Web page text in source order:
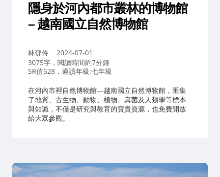
隱身於河內都市叢林的博物館
– 越南國立自然博物館
作
者：
林郁伶
2024-07-01
3075字，閱讀時間約7分鐘
SR值528，適讀年級:七年級
在河內市裡自然博物館—越南國立自然博物館，匯集
了地質、古生物、動物、植物、真菌及人類學等標本
與知識，不僅是研究與教育的寶貴資源，也免費開放
給大眾參觀。